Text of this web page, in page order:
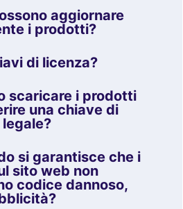
aggiornare
i prodotti?
di licenza?
scaricare i prodotti
una chiave di
si garantisce che i
sito web non
codice dannoso,